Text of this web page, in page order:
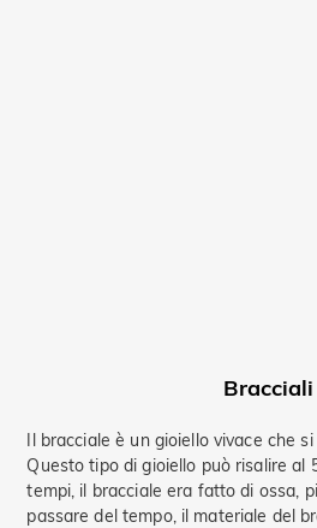
Bracciali
Il bracciale è un gioiello vivace che
Questo tipo di gioiello può risalire al
tempi, il bracciale era fatto di ossa,
passare del tempo, il materiale del